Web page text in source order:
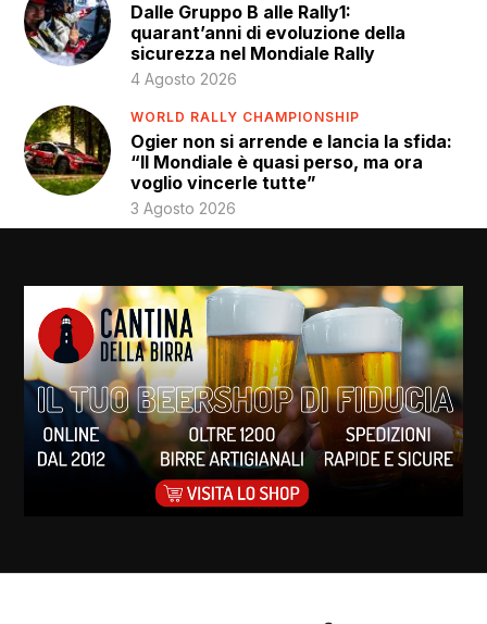
Dalle Gruppo B alle Rally1:
quarant’anni di evoluzione della
sicurezza nel Mondiale Rally
4 Agosto 2026
WORLD RALLY CHAMPIONSHIP
Ogier non si arrende e lancia la sfida:
“Il Mondiale è quasi perso, ma ora
voglio vincerle tutte”
3 Agosto 2026